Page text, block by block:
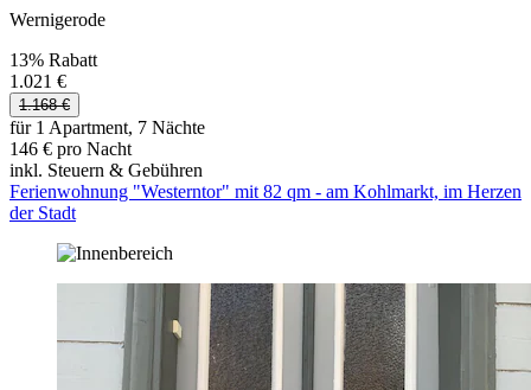
Wernigerode
13% Rabatt
1.021 €
1.168 €
für 1 Apartment, 7 Nächte
146 € pro Nacht
inkl. Steuern & Gebühren
Ferienwohnung "Westerntor" mit 82 qm - am Kohlmarkt, im Herzen
der Stadt